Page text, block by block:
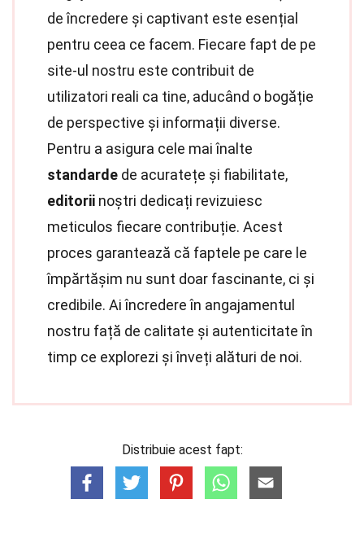
de încredere și captivant este esențial
pentru ceea ce facem. Fiecare fapt de pe
site-ul nostru este contribuit de
utilizatori reali ca tine, aducând o bogăție
de perspective și informații diverse.
Pentru a asigura cele mai înalte
standarde de acuratețe și fiabilitate,
editorii noștri dedicați revizuiesc
meticulos fiecare contribuție. Acest
proces garantează că faptele pe care le
împărtășim nu sunt doar fascinante, ci și
credibile. Ai încredere în angajamentul
nostru față de calitate și autenticitate în
timp ce explorezi și înveți alături de noi.
Distribuie acest fapt: